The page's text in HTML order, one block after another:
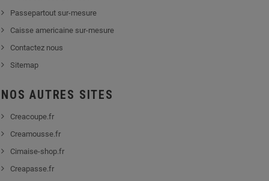
Passepartout sur-mesure
Caisse americaine sur-mesure
Contactez nous
Sitemap
NOS AUTRES SITES
Creacoupe.fr
Creamousse.fr
Cimaise-shop.fr
Creapasse.fr